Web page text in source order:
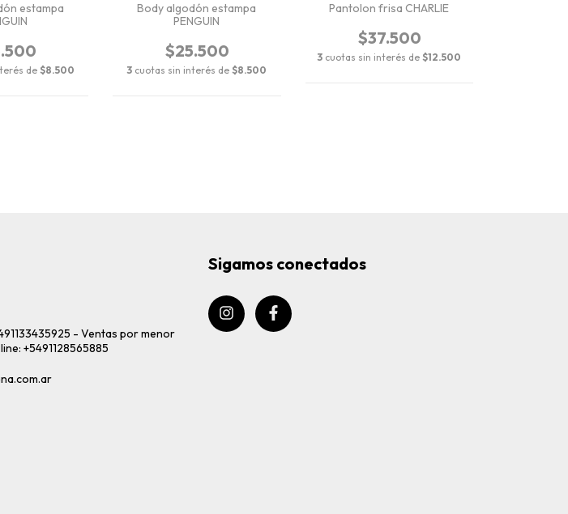
estampa
de$8.500
Body algodón estampa
PENGUIN
$25.500
3 cuotas sin interés de$8.500
Pantolon frisa CHARLIE
$37.500
3 cuotas sin interés de$12.500
- Ventas por menor
+5491128565885
Sigamos conectados